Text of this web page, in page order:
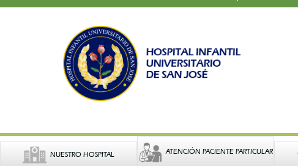
NUESTRO HOSPITAL ATENCIÓN PACIENTE PARTICULAR